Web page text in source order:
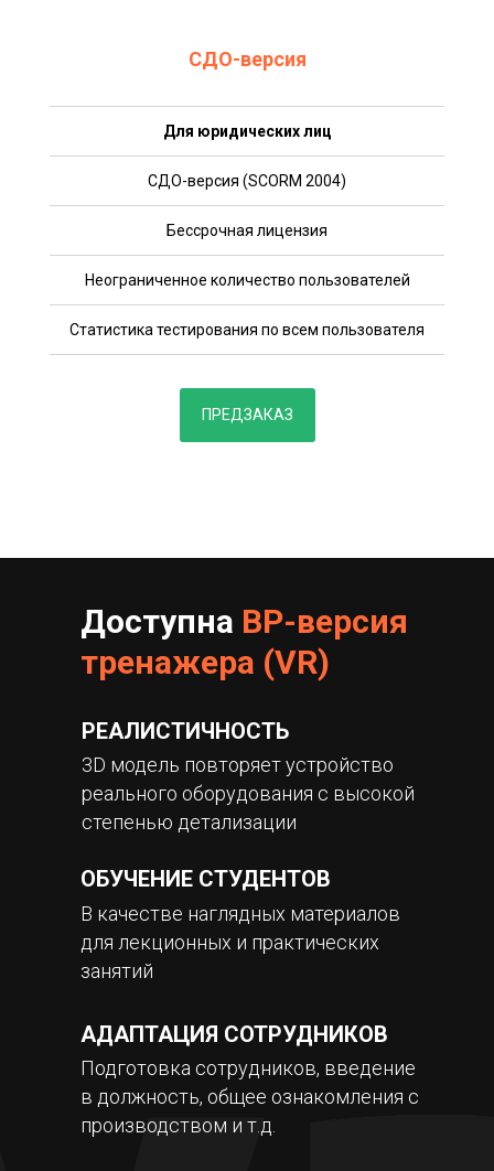
СДО-версия
Для юридических лиц
СДО-версия (SCORM 2004)
Бессрочная лицензия
Неограниченное количество пользователей
Статистика тестирования по всем пользователя
ПРЕДЗАКАЗ
В качестве наглядных материалов
для лекционных и практических
занятий
ОБУЧЕНИЕ СТУДЕНТОВ
3D модель повторяет устройство
реального оборудования с высокой
степенью детализации
РЕАЛИСТИЧНОСТЬ
Подготовка сотрудников, введение
в должность, общее ознакомления с
производством и т.д.
АДАПТАЦИЯ СОТРУДНИКОВ
Доступна ВР-версия
тренажера (VR)